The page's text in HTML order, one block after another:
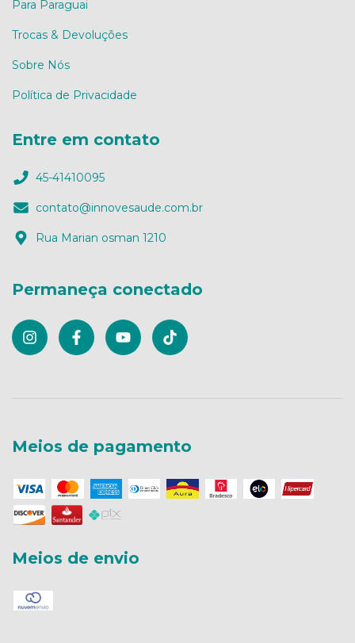
Para Paraguai
Trocas & Devoluções
Sobre Nós
Política de Privacidade
Entre em contato
45-41410095
contato@innovesaude.com.br
Rua Marian osman 1210
Permaneça conectado
Meios de pagamento
Meios de envio